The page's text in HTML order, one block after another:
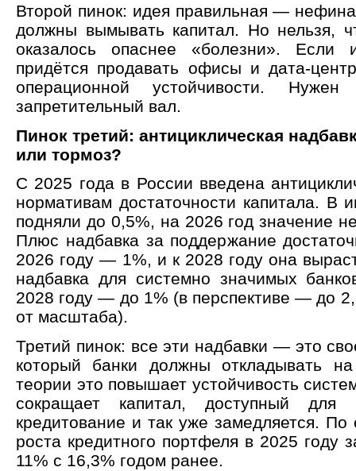
Второй пинок: идея правильная —
должны вымывать капитал. Но нельзя,
оказалось опаснее «болезни». Если
придётся продавать офисы и дата-
операционной устойчивости.
запретительный вал.
Пинок третий: антициклическая
или тормоз?
С 2025 года в России введена
нормативам достаточности капитала. В
подняли до 0,5%, на 2026 год значение
Плюс надбавка за поддержание
2026 году — 1%, и к 2028 году она
надбавка для системно значимых
2028 году — до 1% (в перспективе — до
от масштаба).
Третий пинок: все эти надбавки — это
который банки должны откладывать
теории это повышает устойчивость
сокращает капитал, доступный для
кредитование и так уже замедляется.
роста кредитного портфеля в 2025 году
11% с 16,3% годом ранее.